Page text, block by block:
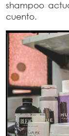
shampoo
cuento.